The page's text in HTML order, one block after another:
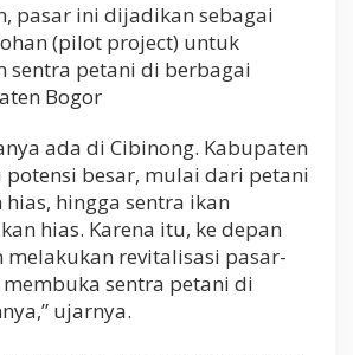
pasar ini dijadikan sebagai
(pilot project) untuk
sentra petani di berbagai
Bogor
ada di Cibinong. Kabupaten
besar, mulai dari petani
hingga sentra ikan
hias. Karena itu, ke depan
melakukan revitalisasi pasar-
sentra petani di
ujarnya.